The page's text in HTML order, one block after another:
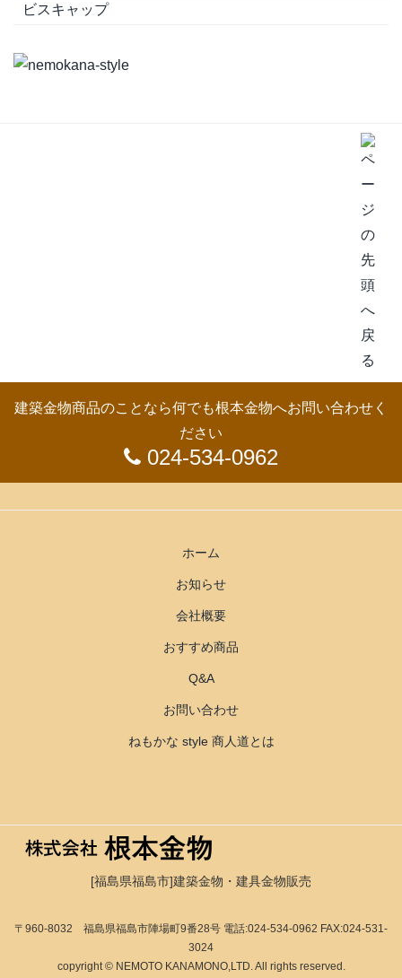
ビスキャップ
建築金物商品のことなら何でも根本金物へお問い合わせく
ださい
024-534-0962
ホーム
お知らせ
会社概要
おすすめ商品
Q&A
お問い合わせ
ねもかな style 商人道とは
[福島県福島市]建築金物・建具金物販売
〒960-8032 福島県福島市陣場町9番28号 電話:024-534-0962 FAX:024-531-
3024
copyright © NEMOTO KANAMONO,LTD. All rights reserved.